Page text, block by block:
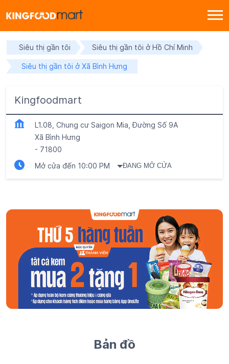
Siêu thị gần tôi Siêu thị gần tôi ở Hồ Chí Minh
Siêu thị gần tôi ở Xã Bình Hưng
Kingfoodmart
L1.08, Chung cư Saigon Mia, Đường Số 9A
Xã Bình Hưng
- 71800
Mở cửa đến 10:00 PM
ĐANG MỞ CỬA
Bản đồ